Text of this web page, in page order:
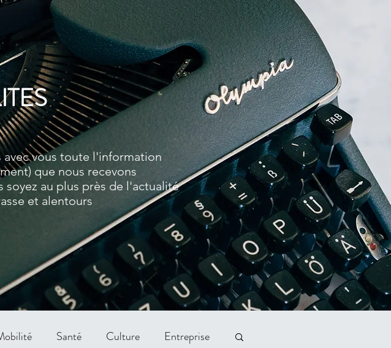
vous toute l'information
que nous recevons
au plus près de l'actualité
et alentours
Santé Culture Entreprise